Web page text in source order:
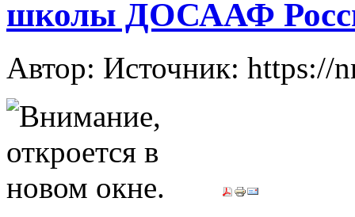
школы ДОСААФ
Автор: Источник: https://